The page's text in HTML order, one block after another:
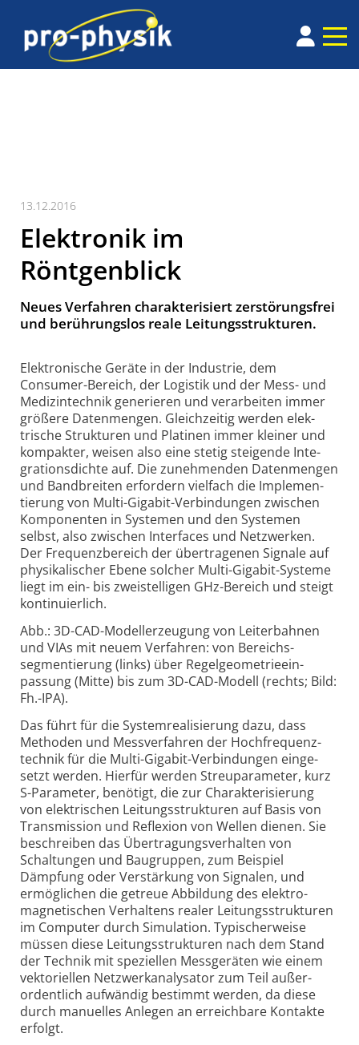
13.12.2016
Elektronik im
Röntgenblick
Neues Verfahren charakterisiert zerstörungs­frei
und berüh­rungs­los reale Leitungs­struk­turen.
Elektronische Geräte in der Industrie, dem
Consumer-Bereich, der Logistik und der Mess- und
Medizin­technik gene­rieren und verar­beiten immer
größere Daten­mengen. Gleich­zeitig werden elek­
trische Struk­turen und Platinen immer kleiner und
kompakter, weisen also eine stetig steigende Inte­
grations­dichte auf. Die zuneh­menden Daten­mengen
und Band­breiten erfor­dern viel­fach die Imple­men­
tierung von Multi-Giga­bit-Verbin­dungen zwischen
Kompo­nenten in Systemen und den Systemen
selbst, also zwischen Inter­faces und Netz­werken.
Der Frequenz­bereich der über­tragenen Signale auf
physi­ka­lischer Ebene solcher Multi-Giga­bit-Systeme
liegt im ein- bis zwei­stel­ligen GHz-Bereich und steigt
konti­nu­ierlich.
Abb.: 3D-CAD-Modellerzeugung von Leiter­bahnen
und VIAs mit neuem Ver­fahren: von Bereichs­
segmen­tierung (links) über Regel­geo­metrie­ein­
passung (Mitte) bis zum 3D-CAD-Modell (rechts; Bild:
Fh.-IPA).
Das führt für die Systemrealisierung dazu, dass
Methoden und Mess­ver­fahren der Hoch­frequenz­
technik für die Multi-Giga­bit-Verbin­dungen einge­
setzt werden. Hier­für werden Streu­para­meter, kurz
S-Para­meter, benö­tigt, die zur Charak­teri­sierung
von elek­trischen Leitungs­struk­turen auf Basis von
Trans­mission und Refle­xion von Wellen dienen. Sie
beschreiben das Über­tragungs­ver­halten von
Schaltungen und Bau­gruppen, zum Beispiel
Dämpfung oder Ver­stärkung von Signalen, und
ermög­lichen die getreue Abbil­dung des elektro­
magne­tischen Ver­haltens realer Leitungs­struk­turen
im Computer durch Simu­lation. Typischer­weise
müssen diese Leitungs­struk­turen nach dem Stand
der Technik mit spezi­ellen Mess­geräten wie einem
vekto­riellen Netz­werk­analy­sator zum Teil außer­
ordent­lich auf­wändig bestimmt werden, da diese
durch manu­elles An­legen an erreich­bare Kontakte
erfolgt.